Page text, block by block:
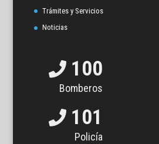
Trámites y Servicios
Noticias
100
Bomberos
101
Policía